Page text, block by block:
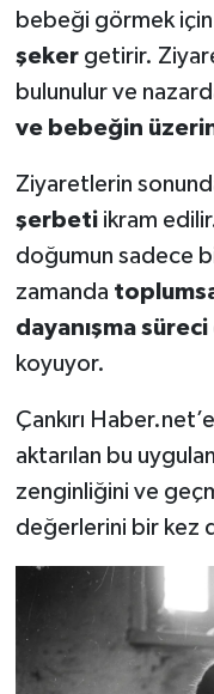
bebeği görmek
şekergetirir.
bulunulur ve
ve bebeğin
Ziyaretlerin
şerbetiikram edilir.
doğumun sadece
zamanda
dayanışma süreci
koyuyor.
Çankırı
aktarılan bu
zenginliğini ve
değerlerini bir kez